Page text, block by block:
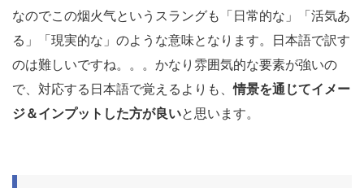
なのでこの烟火气というスラングも「日常的な」「活気あ
る」「現実的な」のような意味となります。日本語で訳す
のは難しいですね。。。かなり雰囲気的な要素が強いの
で、対応する日本語で覚えるよりも、情景を通じてイメー
ジ＆インプットした方が良いと思います。